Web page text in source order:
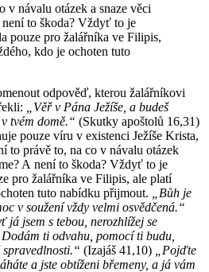
v návalu otázek a snaze věci
není to škoda? Vždyť to je
pouze pro žalářníka ve Filipis,
kdo je ochoten tuto
odpověď, kterou žalářníkovi
„Věř v Pána Ježíše, a budeš
tvém domě.“ (Skutky apoštolů 16,31)
pouze víru v existenci Ježíše Krista,
to právě to, na co v návalu otázek
A není to škoda? Vždyť to je
pro žalářníka ve Filipis, ale platí
tuto nabídku přijmout.
„Bůh je
v soužení vždy velmi osvědčená.“
já jsem s tebou, nerozhlížej se
ti odvahu, pomocí ti budu,
(Izajáš 41,10)
„Pojďte
a jste obtíženi břemeny, a já vám